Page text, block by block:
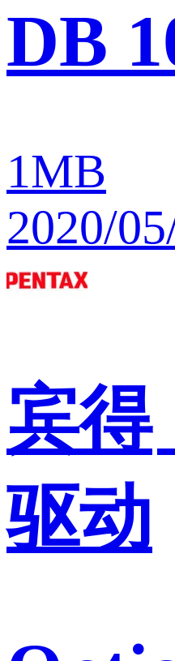
DB
1MB
2020/
宾得
驱动